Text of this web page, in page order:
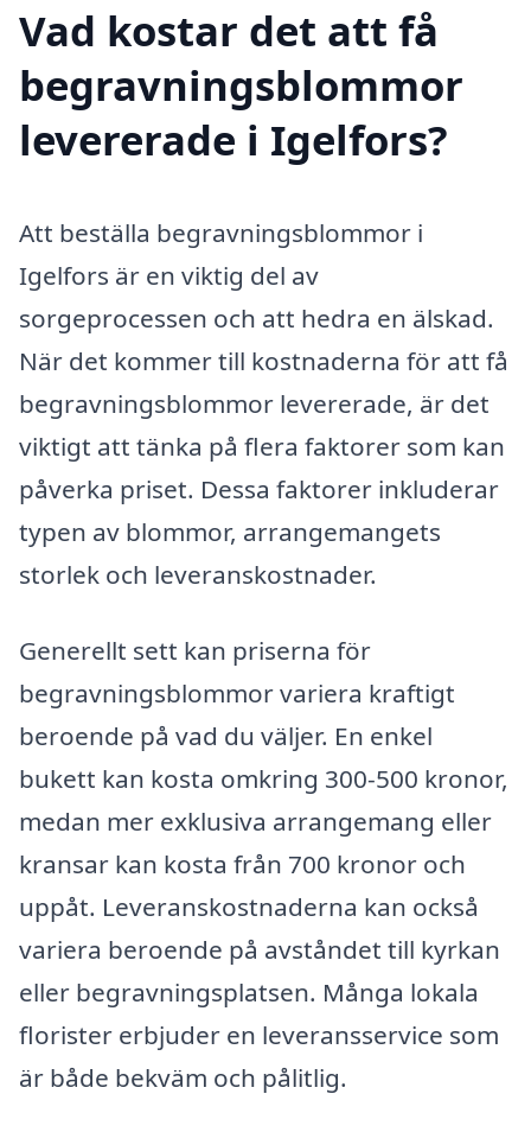
Vad kostar det att få
begravningsblommor
levererade i Igelfors?
Att beställa begravningsblommor i
Igelfors är en viktig del av
sorgeprocessen och att hedra en älskad.
När det kommer till kostnaderna för att få
begravningsblommor levererade, är det
viktigt att tänka på flera faktorer som kan
påverka priset. Dessa faktorer inkluderar
typen av blommor, arrangemangets
storlek och leveranskostnader.
Generellt sett kan priserna för
begravningsblommor variera kraftigt
beroende på vad du väljer. En enkel
bukett kan kosta omkring 300-500 kronor,
medan mer exklusiva arrangemang eller
kransar kan kosta från 700 kronor och
uppåt. Leveranskostnaderna kan också
variera beroende på avståndet till kyrkan
eller begravningsplatsen. Många lokala
florister erbjuder en leveransservice som
är både bekväm och pålitlig.